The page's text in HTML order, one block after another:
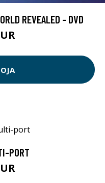
REVEALED - DVD
PORT